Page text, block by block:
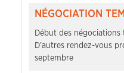
NÉGOCIATION
Début des
D’autres rendez-vous
septembre